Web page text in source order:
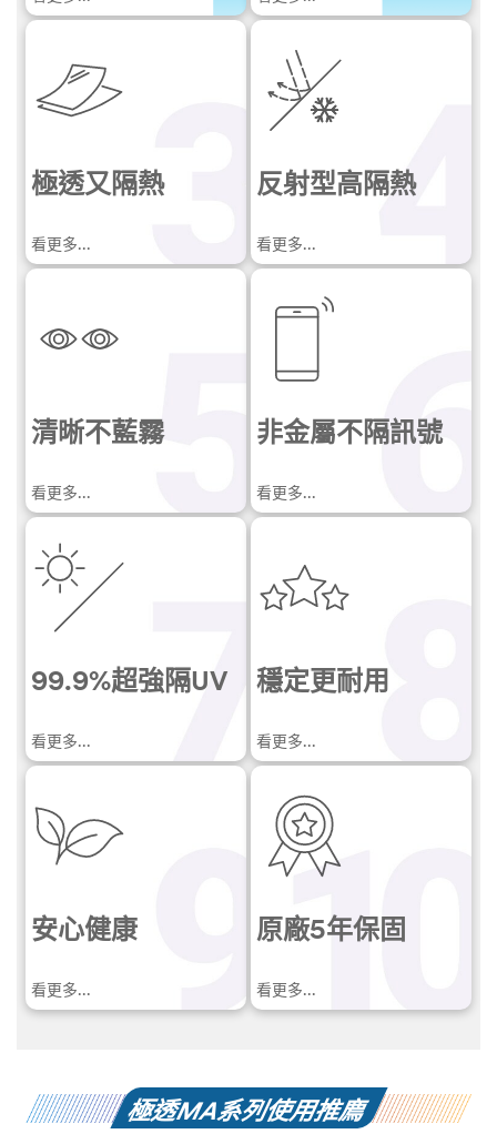
學家以自然為師，應用仿生科技，發展出仿生
比頭髮還細的薄薄一層隔熱紙中，由超過200
層的薄膜組合而成，能有效將太陽光中的紅外
線層層反射，最高阻隔99%紅外線
*900-1000nm波長之紅外線阻隔效果
極透又隔熱
看更多...
反射型高隔熱
看更多...
清晰不藍霧
看更多...
非金屬不隔訊號
看更多...
99.9%超強隔UV
看更多...
穩定更耐用
看更多...
安心健康
看更多...
原廠5年保固
看更多...
極透MA系列使用推廌